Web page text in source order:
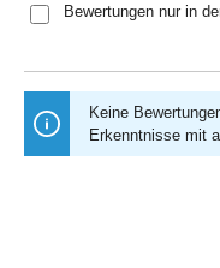
Bewertungen nur in
Keine
Erkenntnisse mit